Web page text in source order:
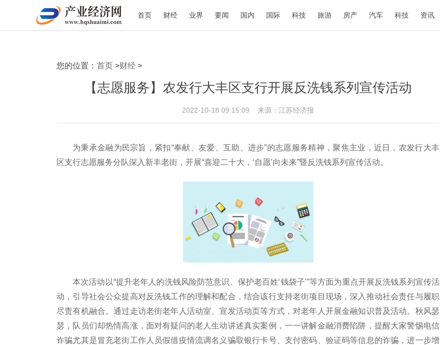
首页 财经 业界 要闻 国内 国际 科技 旅游 房产 汽车 科技 资讯
您的位置： 首页 >财经 >
【志愿服务】农发行大丰区支行开展反洗钱系列宣传活动
2022-10-18 09:15:09 来源：江苏经济报
为秉承金融为民宗旨，紧扣“奉献、友爱、互助、进步”的志愿服务精神，聚焦主业，近日，农发行大丰
区支行志愿服务分队深入新丰老街，开展“喜迎二十大，‘自愿’向未来”暨反洗钱系列宣传活动。
本次活动以“提升老年人的洗钱风险防范意识、保护老百姓‘钱袋子’”等方面为重点开展反洗钱系列宣传活
动，引导社会公众提高对反洗钱工作的理解和配合，结合该行支持老街项目现场，深入推动社会责任与履职
尽责有机融合。通过走访老街老年人活动室、宣发活动页等方式，对老年人开展金融知识普及活动。秋风瑟
瑟，队员们却热情高涨，面对有疑问的老人生动讲述真实案例，一一讲解金融消费陷阱，提醒大家警惕电信
诈骗尤其是冒充老街工作人员假借疫情流调名义骗取银行卡号、支付密码、验证码等信息的诈骗，进一步增